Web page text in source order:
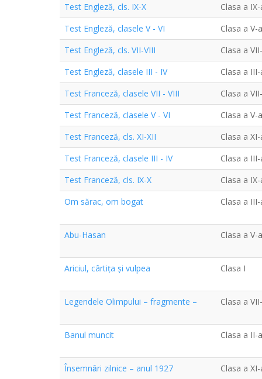
Test Engleză, cls. IX-X
Clasa a
Test Engleză, clasele V - VI
Clasa a V-
Test Engleză, cls. VII-VIII
Clasa a
Test Engleză, clasele III - IV
Clasa a
Test Franceză, clasele VII - VIII
Clasa a
Test Franceză, clasele V - VI
Clasa a V-
Test Franceză, cls. XI-XII
Clasa a
Test Franceză, clasele III - IV
Clasa a
Test Franceză, cls. IX-X
Clasa a
Om sărac, om bogat
Clasa a
Abu-Hasan
Clasa a V-
Ariciul, cârtiţa și vulpea
Clasa I
Legendele Olimpului – fragmente –
Clasa a
Banul muncit
Clasa a II-a
Însemnǎri zilnice – anul 1927
Clasa a